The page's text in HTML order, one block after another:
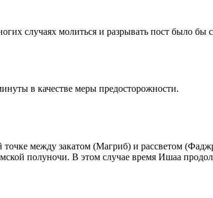
случаях молиться и разрывать пост было бы
в качестве меры предосторожности.
между закатом (Магриб) и рассветом
полуночи. В этом случае время Ишаа